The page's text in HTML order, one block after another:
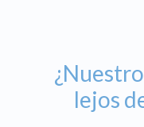
lejos